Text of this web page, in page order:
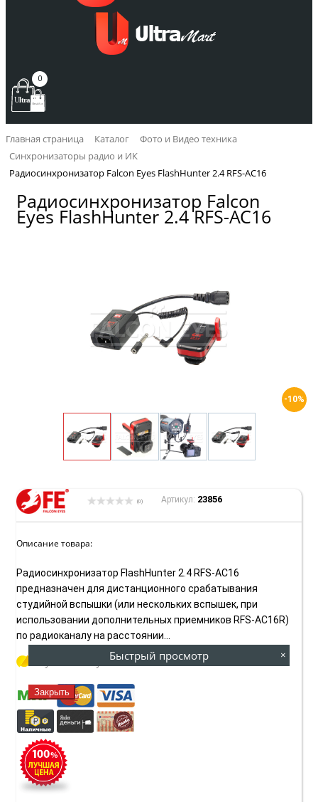
0
Главная страница Каталог
Фото и Видео техника
Синхронизаторы радио и ИК
Радиосинхронизатор Falcon Eyes FlashHunter 2.4 RFS-AC16
Радиосинхронизатор Falcon
Eyes FlashHunter 2.4 RFS-AC16
-10%
(0) Артикул: 23856
Описание товара:
Радиосинхронизатор FlashHunter 2.4 RFS-AC16
предназначен для дистанционного срабатывания
студийной вспышки (или нескольких вспышек, при
использовании дополнительных приемников RFS-АC16R)
по радиоканалу на расстоянии...
Руб. / мес
Быстрый просмотр ×
Закрыть